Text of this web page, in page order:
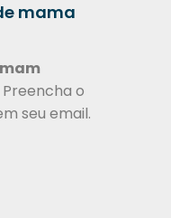
mama
o
seu email.